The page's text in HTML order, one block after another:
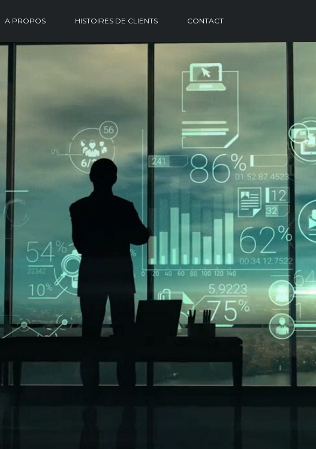
A PROPOS HISTOIRES DE CLIENTS CONTACT
osclien tsm es produitsetdesservicesdequa t
Segmentation par